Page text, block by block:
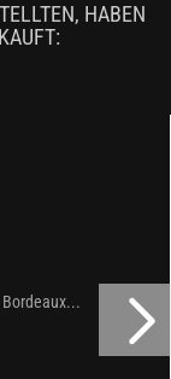
HABEN